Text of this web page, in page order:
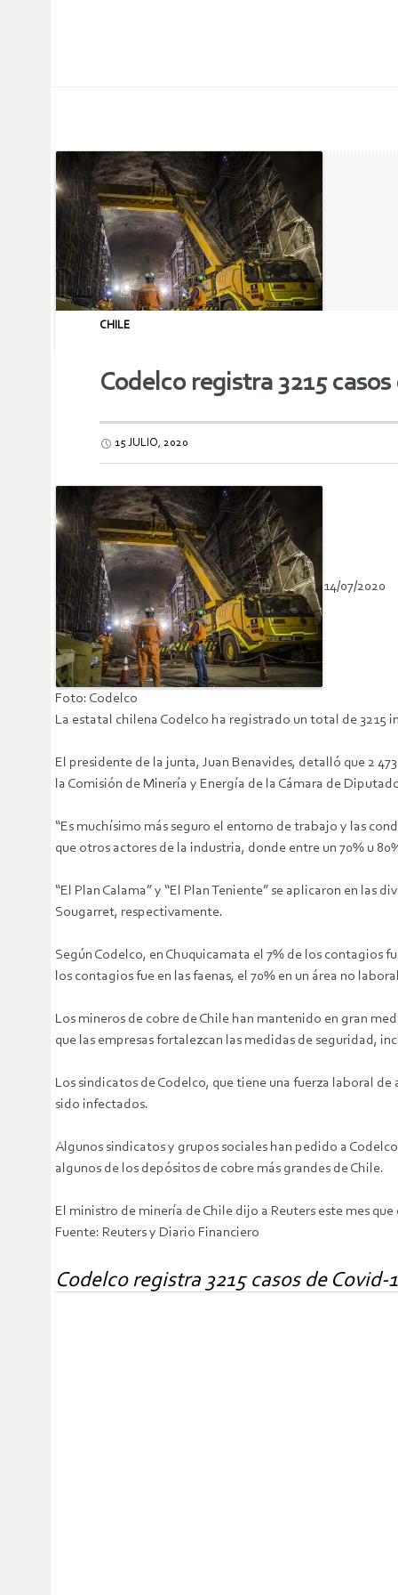
CHILE
Codelco registra 3215
15 JULIO, 2020
14/07/2020
Foto: Codelco
La estatal chilena Codelco ha registrado un total de 3215
El presidente de la junta, Juan Benavides, detalló que 2
la Comisión de Minería y Energía de la Cámara de
“Es muchísimo más seguro el entorno de trabajo y las
que otros actores de la industria, donde entre un 70% u
“El Plan Calama” y “El Plan Teniente” se aplicaron en
Sougarret, respectivamente.
Según Codelco, en Chuquicamata el 7% de los contagios
los contagios fue en las faenas, el 70% en un área no
Los mineros de cobre de Chile han mantenido en gran
que las empresas fortalezcan las medidas de seguridad,
Los sindicatos de Codelco, que tiene una fuerza laboral
sido infectados.
Algunos sindicatos y grupos sociales han pedido a
algunos de los depósitos de cobre más grandes de Chile.
El ministro de minería de Chile dijo a Reuters este mes
Fuente: Reuters y Diario Financiero
Codelco registra 3215 casos de Covid-